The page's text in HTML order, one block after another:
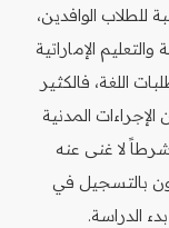
للطلاب الوافدين،
الإماراتية
اللغة، فالكثير
المدنية
لا غنى عنه
بالتسجيل في
الدراسة.